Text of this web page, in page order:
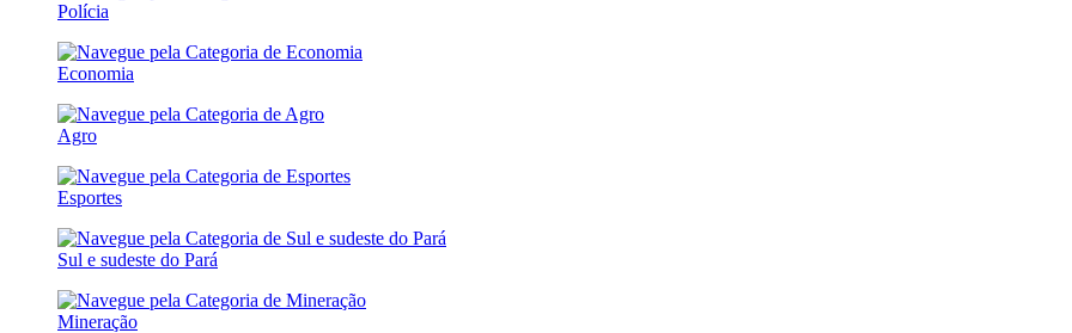
Polícia
Economia
Agro
Esportes
Sul e sudeste do Pará
Mineração